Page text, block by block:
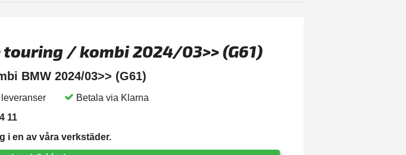
/ kombi 2024/03>> (G61)
BMW 2024/03>> (G61)
Betala via Klarna
11
i en av våra verkstäder.